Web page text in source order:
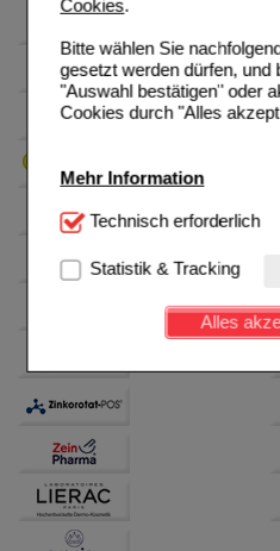
Cookies.
Bitte wählen Sie
gesetzt werden dürfen, und
"Auswahl bestätigen" oder
Cookies durch "Alles
Mehr Information
Technisch Notwendig:
Website notwendig sind
Kundenkonto), weshalb auf
werden kann.
Einkaufserlebnis noch
beispielsweise für die
Besuchers oder unsere
Verhaltensweisen (z.B.
anzupassen. Komfort-
auch auf Ihre Bedürfnisse
anzuzeigen und unser
betreiben.
Technisch erforderlich
Statistik & Tracking
Alles